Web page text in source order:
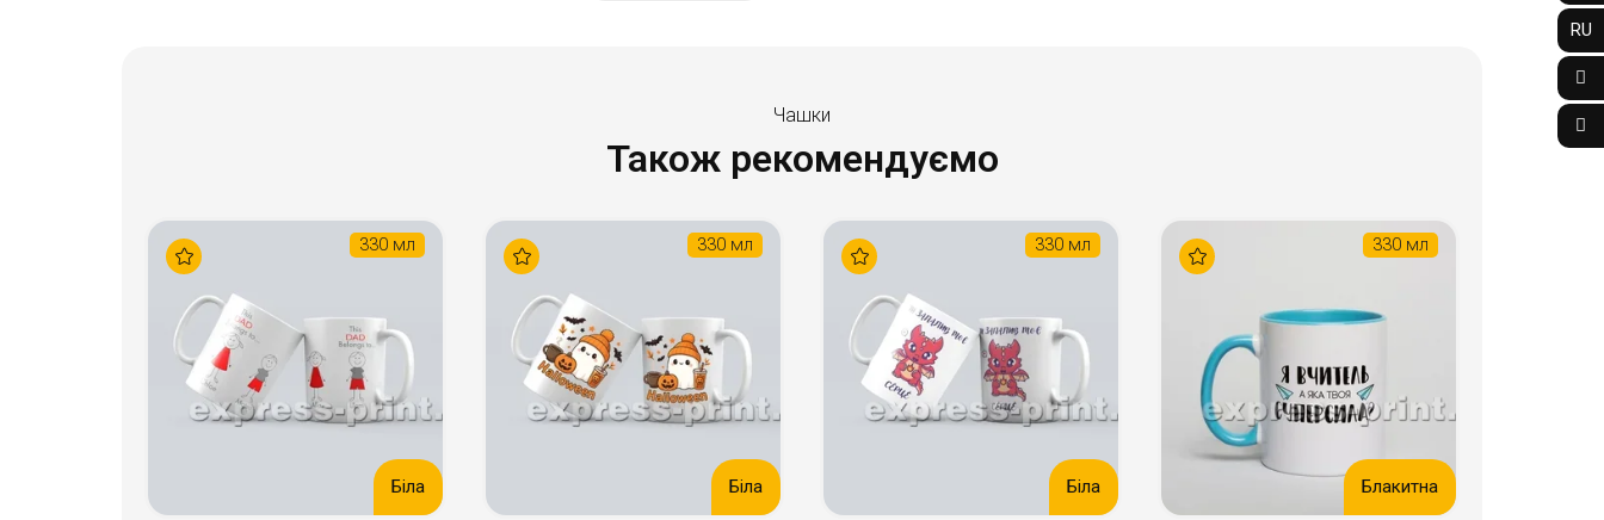
Чашки
Також рекомендуємо
330 мл
Біла
330 мл
Біла
330 мл
Біла
330 мл
Блакитна
RU